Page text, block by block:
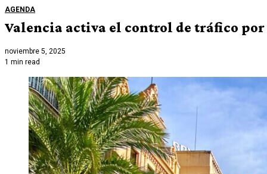
AGENDA
Valencia activa el control de tráfico
noviembre 5, 2025
1 min read